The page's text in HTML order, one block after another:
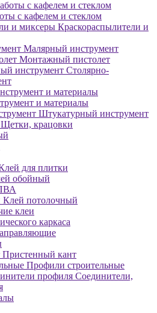
с кафелем и стеклом
Краскораспылители и
Малярный инструмент
Монтажный пистолет
Столярно-
и материалы
Штукатурный инструмент
Щетки, крацовки
для плитки
обойный
Клей потолочный
клеи
каркаса
Пристенный кант
Профили строительные
Соединители,